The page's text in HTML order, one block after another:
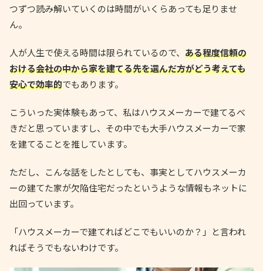
つずつ読み解いていくのは時間がいくらあっても足りませ
ん。
人が人生で使える時間は限られているので、 ある程度信頼の
おける会社の中から家を建てる先を選んだ方がどう考えても
安心で効率的でもあります。
こういった実体験もあって、私はハウスメーカーで建てるべ
きだと思っていますし、その中でも大手ハウスメーカーで家
を建てることを推しています。
ただし、こんな話をしたとしても、事実としてハウスメーカ
ーの建てた家が欠陥住宅だったというような情報もネットに
出回っています。
「ハウスメーカーで建てればどこでもいいのか？」と言われ
ればそうでもないわけです。